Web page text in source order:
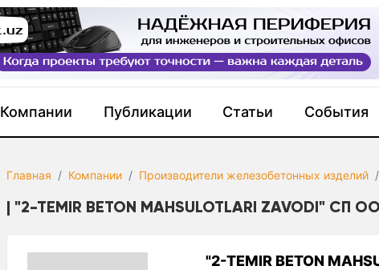
Компании Публикации Статьи События
Главная Компании Производители железобетонных изделий
"2-TEMIR BETON MAHSULOTLARI ZAVODI"
"2-TEMIR BETON